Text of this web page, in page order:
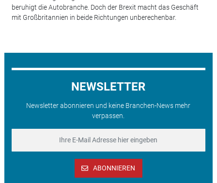
beruhigt die Autobranche. Doch der Brexit macht das Geschäft
mit Großbritannien in beide Richtungen unberechenbar.
NEWSLETTER
Newsletter abonnieren und keine Branchen-News mehr
verpassen.
ABONNIEREN